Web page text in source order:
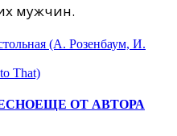
мужчин.
(А. Розенбаум, И.
That)
ЕЩЕ ОТ АВТОРА